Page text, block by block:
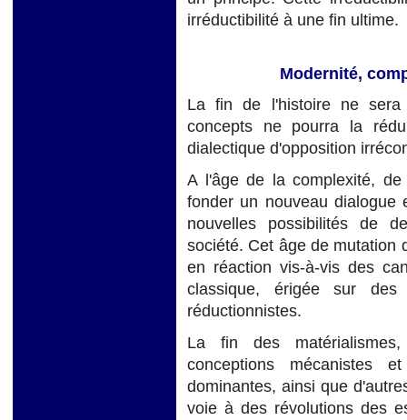
irréductibilité à une fin ultime.
Modernité,
La fin de l'histoire ne sera
concepts ne pourra la
dialectique d'opposition
A l'âge de la complexité, de
fonder un nouveau dialogue
nouvelles possibilités de
société. Cet âge de mutation
en réaction vis-à-vis des
classique, érigée sur
réductionnistes.
La fin des
conceptions mécanistes
dominantes, ainsi que
voie à des révolutions des